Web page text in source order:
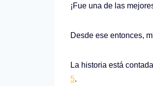
¡Fue una de las
Desde ese entonces,
La historia está
5.